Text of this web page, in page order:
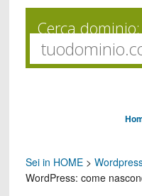
Cerca dominio:
Sei in HOME>
WordPress: come